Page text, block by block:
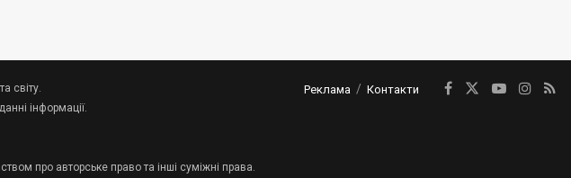
Реклама Контакти
світу.
інформації.
про авторське право та інші суміжні права.